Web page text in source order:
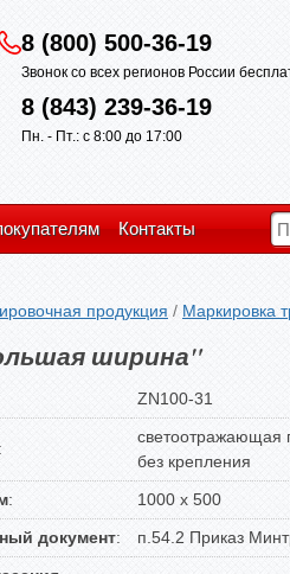
8 (800) 500-36-19
Звонок со всех регионов России
8 (843) 239-36-19
Пн. - Пт.: с 8:00 до 17:00
Контакты
продукция / Маркировка
ширина"
ZN100-31
:
светоотражающая
без крепления
:
1000 х 500
документ:
п.54.2 Приказ